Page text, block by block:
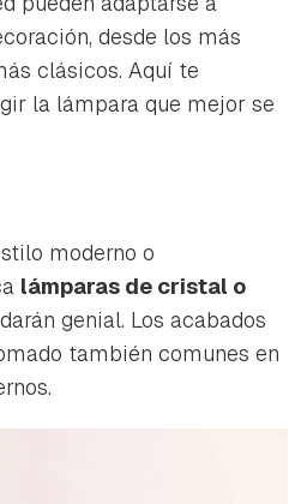
desde los más
clásicos. Aquí te
la lámpara que mejor se
moderno o
lámparas de cristal o
genial. Los acabados
también comunes en